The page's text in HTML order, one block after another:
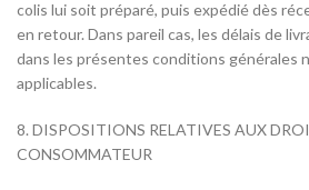
colis lui soit préparé, puis expédié dès
en retour. Dans pareil cas, les délais de
dans les présentes conditions générales
applicables.
8. DISPOSITIONS RELATIVES AUX
CONSOMMATEUR